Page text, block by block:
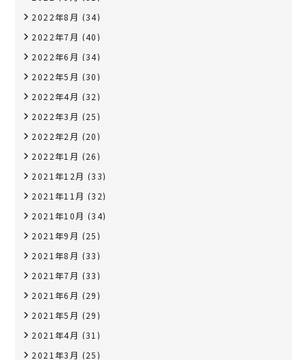
2022年8月 (34)
2022年7月 (40)
2022年6月 (34)
2022年5月 (30)
2022年4月 (32)
2022年3月 (25)
2022年2月 (20)
2022年1月 (26)
2021年12月 (33)
2021年11月 (32)
2021年10月 (34)
2021年9月 (25)
2021年8月 (33)
2021年7月 (33)
2021年6月 (29)
2021年5月 (29)
2021年4月 (31)
2021年3月 (25)